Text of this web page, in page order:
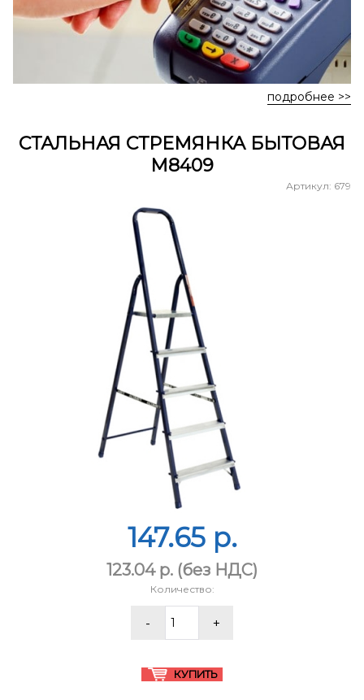
подробнее >>
СТАЛЬНАЯ СТРЕМЯНКА БЫТОВАЯ
М8409
Артикул: 679
147.65 p.
123.04 p. (без НДС)
Количество: